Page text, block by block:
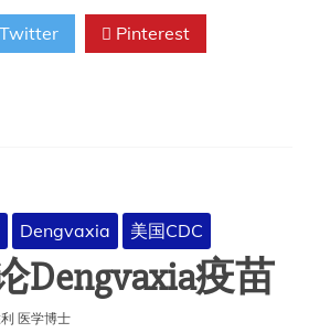
保
健
专
道
什
Twitter Pinterest
Dengvaxia 美国CDC
Dengvaxia疫苗
医学博士